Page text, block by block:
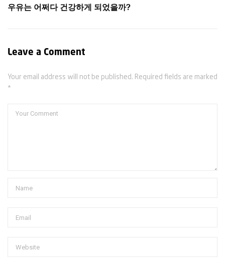
우유는 어쩌다 건강하게 되었을까?
Leave a Comment
Your email address will not be published. Required fields are marked
*